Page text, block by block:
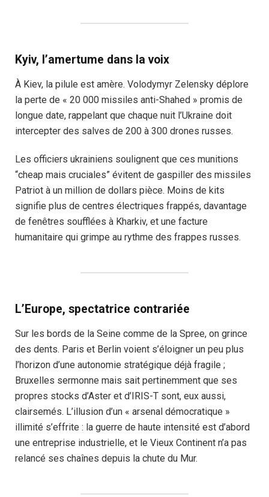
Kyiv, l’amertume dans la voix
À Kiev, la pilule est amère. Volodymyr Zelensky déplore
la perte de « 20 000 missiles anti-Shahed » promis de
longue date, rappelant que chaque nuit l’Ukraine doit
intercepter des salves de 200 à 300 drones russes.
Les officiers ukrainiens soulignent que ces munitions
“cheap mais cruciales” évitent de gaspiller des missiles
Patriot à un million de dollars pièce. Moins de kits
signifie plus de centres électriques frappés, davantage
de fenêtres soufflées à Kharkiv, et une facture
humanitaire qui grimpe au rythme des frappes russes.
L’Europe, spectatrice contrariée
Sur les bords de la Seine comme de la Spree, on grince
des dents. Paris et Berlin voient s’éloigner un peu plus
l’horizon d’une autonomie stratégique déjà fragile ;
Bruxelles sermonne mais sait pertinemment que ses
propres stocks d’Aster et d’IRIS-T sont, eux aussi,
clairsemés. L’illusion d’un « arsenal démocratique »
illimité s’effrite : la guerre de haute intensité est d’abord
une entreprise industrielle, et le Vieux Continent n’a pas
relancé ses chaînes depuis la chute du Mur.